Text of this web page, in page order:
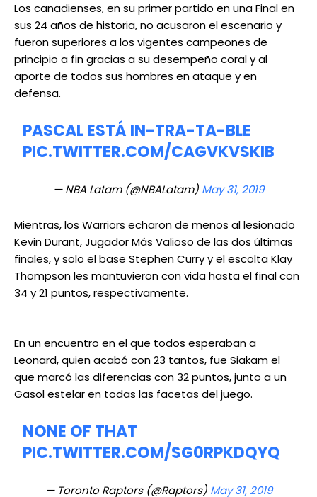
Los canadienses, en su primer partido en una Final en
sus 24 años de historia, no acusaron el escenario y
fueron superiores a los vigentes campeones de
principio a fin gracias a su desempeño coral y al
aporte de todos sus hombres en ataque y en
defensa.
PASCAL ESTÁ IN-TRA-TA-BLE
PIC.TWITTER.COM/CAGVKVSKIB
— NBA Latam (@NBALatam) May 31, 2019
Mientras, los Warriors echaron de menos al lesionado
Kevin Durant, Jugador Más Valioso de las dos últimas
finales, y solo el base Stephen Curry y el escolta Klay
Thompson les mantuvieron con vida hasta el final con
34 y 21 puntos, respectivamente.
En un encuentro en el que todos esperaban a
Leonard, quien acabó con 23 tantos, fue Siakam el
que marcó las diferencias con 32 puntos, junto a un
Gasol estelar en todas las facetas del juego.
NONE OF THAT
PIC.TWITTER.COM/SG0RPKDQYQ
— Toronto Raptors (@Raptors) May 31, 2019